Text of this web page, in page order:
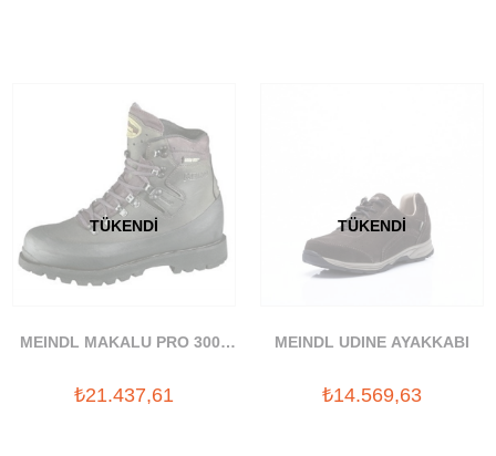
TÜKENDI
MEINDL MAKALU PRO 3000
₺21.437,61
TÜKENDI
MEINDL UDINE AYAKKABI
₺14.569,63